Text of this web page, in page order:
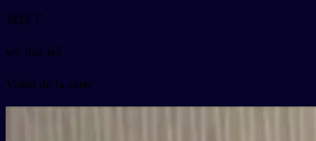
我到了
wǒ dào le5
Vidéo de la carte